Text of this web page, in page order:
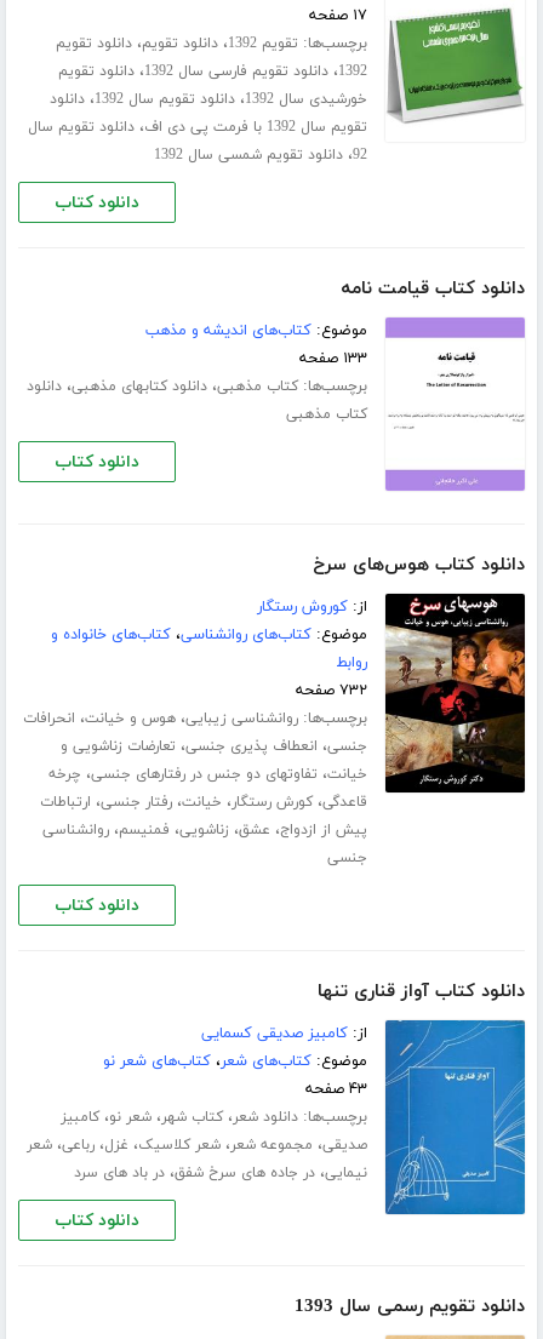
۱۷ صفحه
برچسب‌ها: تقویم 1392 ،دانلود تقویم،دانلود تقویم
1392،دانلود تقویم فارسی سال 1392 ،دانلود تقویم
خورشیدی سال 1392
،دانلود تقویم سال 1392 ،دانلود
تقویم سال 1392 با فرمت پی دی اف
،دانلود تقویم سال
92،دانلود تقویم شمسی سال 1392
دانلود کتاب
دانلود کتاب قیامت نامه
موضوع:کتاب‌های اندیشه و مذهب
۱۳۳ صفحه
برچسب‌ها:کتاب مذهبی،دانلود کتابهای مذهبی،دانلود
کتاب مذهبی
دانلود کتاب
دانلود کتاب هوس‌های سرخ
از:کوروش رستگار
موضوع:کتاب‌های روانشناسی،کتاب‌های خانواده و
روابط
۷۳۲ صفحه
برچسب‌ها:روانشناسی زیبایی،هوس و خیانت، انحرافات
جنسی، انعطاف پذیری جنسی، تعارضات زناشویی و
خیانت، تفاوتهای دو جنس در رفتارهای جنسی، چرخه
قاعدگی،کورش رستگار، خیانت،رفتار جنسی، ارتباطات
پیش از ازدواج، عشق، زناشویی، فمنیسم،روانشناسی
جنسی
دانلود کتاب
دانلود کتاب آواز قناری تنها
از:کامبیز صدیقی کسمایی
موضوع:کتاب‌های شعر،کتاب‌های شعر نو
۴۳ صفحه
برچسب‌ها:دانلود شعر،کتاب شهر،شعر نو،کامبیز
صدیقی، مجموعه شعر،شعر کلاسیک، غزل،رباعی،شعر
نیمایی،در جاده های سرخ شفق،در باد های سرد
دانلود کتاب
دانلود تقویم رسمی سال 1393